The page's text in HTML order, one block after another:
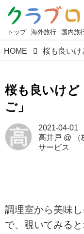
トップ 海外旅行 国内旅
HOME
桜も良いけど
ご」
高
2021-04-01
高井戸 @
サービス
調理室から美味
で、覗いてみる